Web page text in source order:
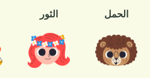
الحمل الثور